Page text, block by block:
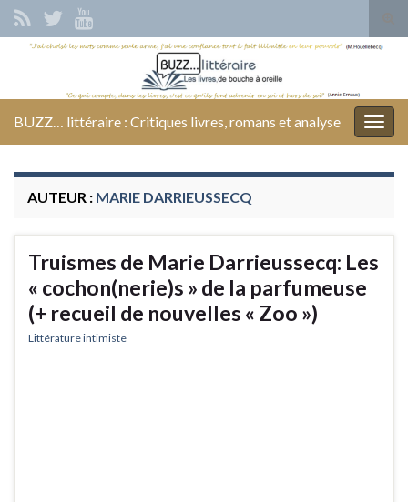
Search for:
BUZZ… littéraire : Critiques livres, romans et analyse
AUTEUR : MARIE DARRIEUSSECQ
Truismes de Marie Darrieussecq: Les
« cochon(nerie)s » de la parfumeuse
(+ recueil de nouvelles « Zoo »)
Littérature intimiste